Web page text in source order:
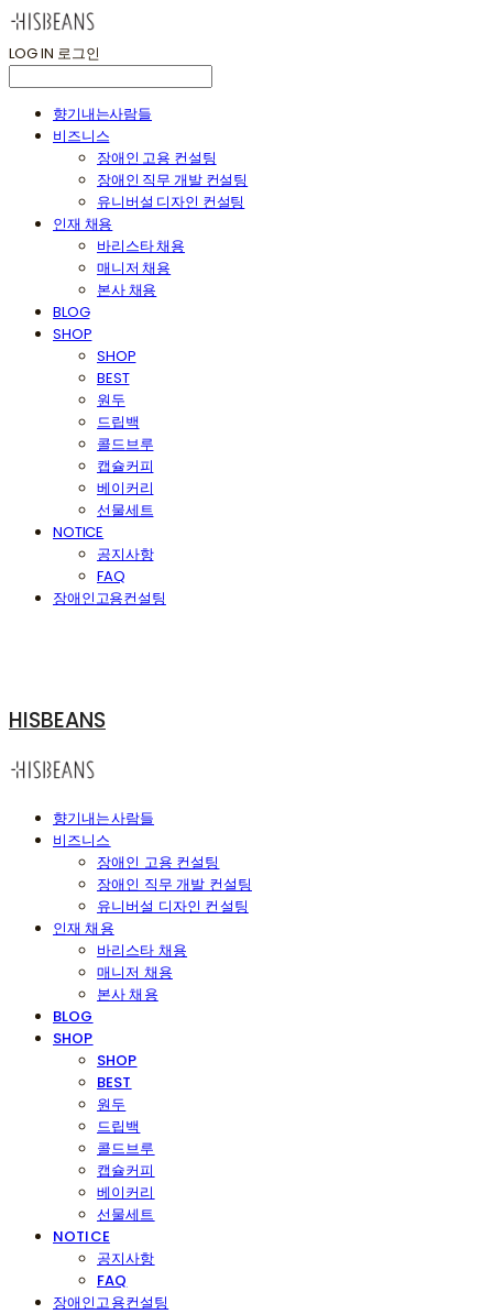
LOG IN 로그인
향기내는사람들
비즈니스
장애인 고용 컨설팅
장애인 직무 개발 컨설팅
유니버설 디자인 컨설팅
인재 채용
바리스타 채용
매니저 채용
본사 채용
BLOG
SHOP
SHOP
BEST
원두
드립백
콜드브루
캡슐커피
베이커리
선물세트
NOTICE
공지사항
FAQ
장애인고용컨설팅
HISBEANS
향기내는사람들
비즈니스
장애인 고용 컨설팅
장애인 직무 개발 컨설팅
유니버설 디자인 컨설팅
인재 채용
바리스타 채용
매니저 채용
본사 채용
BLOG
SHOP
SHOP
BEST
원두
드립백
콜드브루
캡슐커피
베이커리
선물세트
NOTICE
공지사항
FAQ
장애인고용컨설팅